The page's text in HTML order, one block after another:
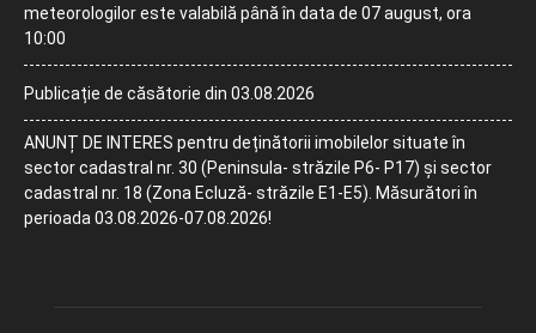
meteorologilor este valabilă până în data de 07 august, ora
10:00
Publicație de căsătorie din 03.08.2026
ANUNȚ DE INTERES pentru deținătorii imobilelor situate în
sector cadastral nr. 30 (Peninsula- străzile P6- P17) și sector
cadastral nr. 18 (Zona Ecluză- străzile E1-E5). Măsurători în
perioada 03.08.2026-07.08.2026!